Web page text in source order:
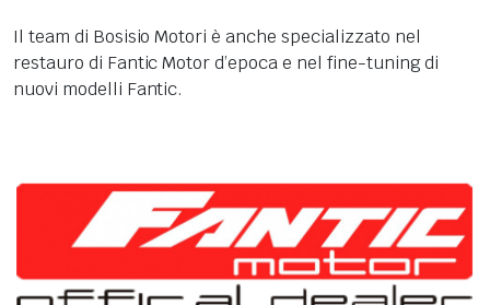
Il team di Bosisio Motori è anche specializzato nel
restauro di Fantic Motor d’epoca e nel fine-tuning di
nuovi modelli Fantic.